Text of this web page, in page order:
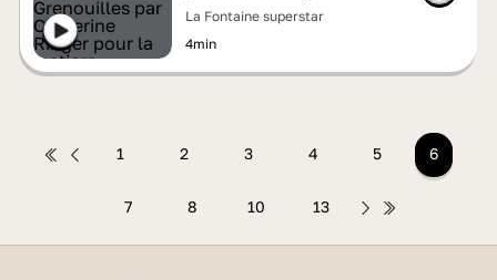
La Fontaine superstar
4min
1 2 3 4 5 6
7 8 10 13